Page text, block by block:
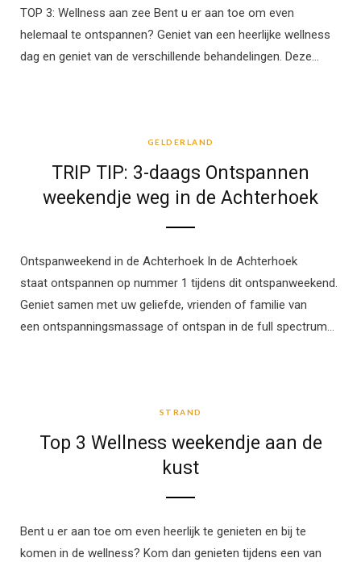
TOP 3: Wellness aan zee Bent u er aan toe om even
helemaal te ontspannen? Geniet van een heerlijke wellness
dag en geniet van de verschillende behandelingen. Deze…
GELDERLAND
TRIP TIP: 3-daags Ontspannen
weekendje weg in de Achterhoek
Ontspanweekend in de Achterhoek In de Achterhoek
staat ontspannen op nummer 1 tijdens dit ontspanweekend.
Geniet samen met uw geliefde, vrienden of familie van
een ontspanningsmassage of ontspan in de full spectrum…
STRAND
Top 3 Wellness weekendje aan de
kust
Bent u er aan toe om even heerlijk te genieten en bij te
komen in de wellness? Kom dan genieten tijdens een van